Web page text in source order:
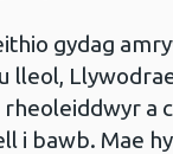
gydag
lleol,
a
i bawb. Mae